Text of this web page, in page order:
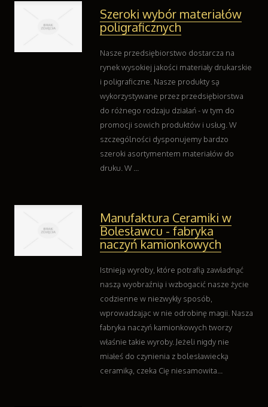
Szeroki wybór materiałów
poligraficznych
Nasze przedsiębiorstwo dostarcza na
rynek wysokiej jakości materiały drukarskie
i poligraficzne. Nasze produkty są
wykorzystywane przez przedsiębiorstwa
do różnego rodzaju działań - w tym do
promocji sowich produktów i usług. W
szczególności dysponujemy bardzo
szeroki asortymentem materiałów do
druku. W ...
Manufaktura Ceramiki w
Bolesławcu - fabryka
naczyń kamionkowych
Istnieją wyroby, które potrafią zawładnąć
naszą wyobraźnią i wzbogacić nasze życie
codzienne w niezwykły sposób,
wprowadzając w nie odrobinę magii. Nasza
fabryka naczyń kamionkowych tworzy
właśnie takie wyroby. Jeżeli nigdy nie
miałeś do czynienia z bolesławiecką
ceramiką, czeka Cię niesamowita...